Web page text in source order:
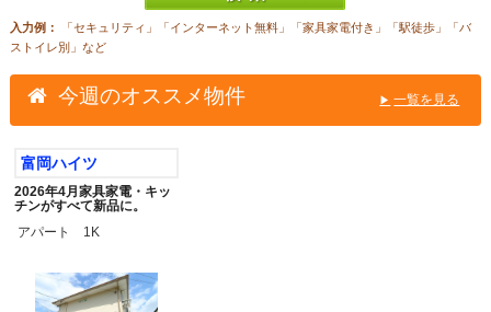
入力例：
「セキュリティ」「インターネット無料」「家具家電付き」「駅徒歩」「バ
ストイレ別」など
今週のオススメ物件 一覧を見る
富岡ハイツ
2026年4月家具家電・キッ
チンがすべて新品に。
アパート 1K